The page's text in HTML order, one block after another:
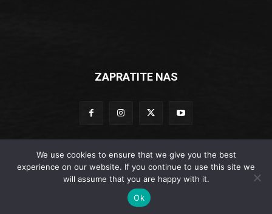
ZAPRATITE NAS
© Dubrovniknet.hr 2019
Marketing-Kontakti
We use cookies to ensure that we give you the best
experience on our website. If you continue to use this site we
will assume that you are happy with it.
Ok